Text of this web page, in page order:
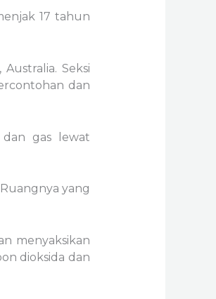
17 tahun
Seksi
dan
gas lewat
yang
menyaksikan
dioksida dan